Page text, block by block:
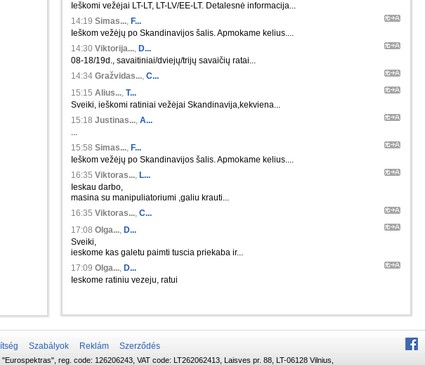
Ieškomi vežėjai LT-LT, LT-LV/EE-LT. Detalesnė informacija...
14:19 Simas..., F...
Ieškom vežėjų po Skandinavijos šalis. Apmokame kelius....
14:30 Viktorija..., D...
08-18/19d., savaitiniai/dviejų/trijų savaičių ratai...
14:34 Gražvidas..., C...
15:15 Alius..., T...
Sveiki, ieškomi ratiniai vežėjai Skandinavija,kekviena...
15:18 Justinas..., A...
...
15:58 Simas..., F...
Ieškom vežėjų po Skandinavijos šalis. Apmokame kelius....
16:35 Viktoras..., L...
Ieskau darbo,
masina su manipuliatoriumi ,galiu krauti...
16:35 Viktoras..., C...
17:08 Olga..., D...
Sveiki,
ieskome kas galetu paimti tuscia priekaba ir...
17:09 Olga..., D...
Ieskome ratiniu vezeju, ratui
Szabályok Reklám Szerződés
"Eurospektras", reg. code: 126206243, VAT code: LT262062413, Laisves pr. 88, LT-06128 Vilnius,